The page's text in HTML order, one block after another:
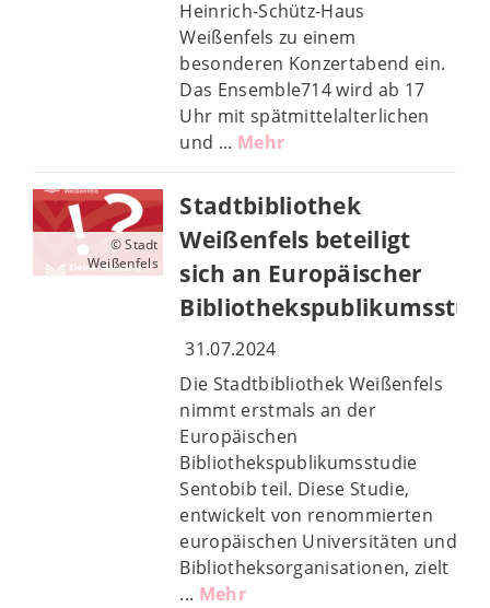
Heinrich-Schütz-Haus
Weißenfels zu einem
besonderen Konzertabend ein.
Das Ensemble714 wird ab 17
Uhr mit spätmittelalterlichen
und ... Mehr
© Stadt
Weißenfels
Stadtbibliothek
Weißenfels beteiligt
sich an Europäischer
31.07.2024
Die Stadtbibliothek Weißenfels
nimmt erstmals an der
Europäischen
Bibliothekspublikumsstudie
Sentobib teil. Diese Studie,
entwickelt von renommierten
europäischen Universitäten und
Bibliotheksorganisationen, zielt
... Mehr